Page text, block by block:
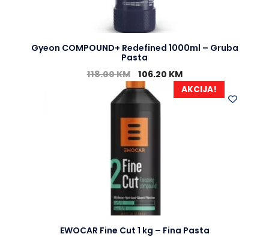
Gyeon COMPOUND+ Redefined 1000ml – Gruba
Pasta
118.00KM 106.20 KM
AKCIJA!
EWOCAR Fine Cut 1 kg – Fina Pasta